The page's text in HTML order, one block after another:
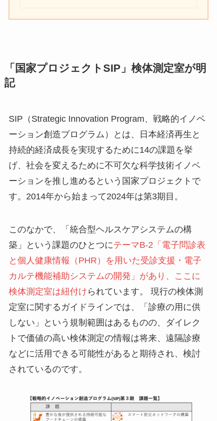
「国家プロジェクトSIP」検体測定室が明
記
SIP（Strategic Innovation Program、戦略的イノベ
ーション創造プログラム）とは、日本経済再生と
持続的経済成長を実現するために14の課題を挙
げ、社会を変えるために不可欠な科学技術イノベ
ーションを推し進めるという国家プロジェクトで
す。2014年から始まって2024年は第3期目。
このなかで、「統合型ヘルスケアシステムの構
築」という課題のひとつにテーマB-2「電子問診表
と個人健康情報（PHR）を用いた受診支援・電子
カルテ機能補助システムの開発」があり、ここに
検体測定室は紐付け られています。 現行の検体測
定室に関するガイドラインでは、「診療の用に供
しない」という規制範囲はあるものの、ダイレク
トで価値の高い検体測定の情報は将来、遠隔診療
などに活用できる可能性があると期待され、検討
されているのです。